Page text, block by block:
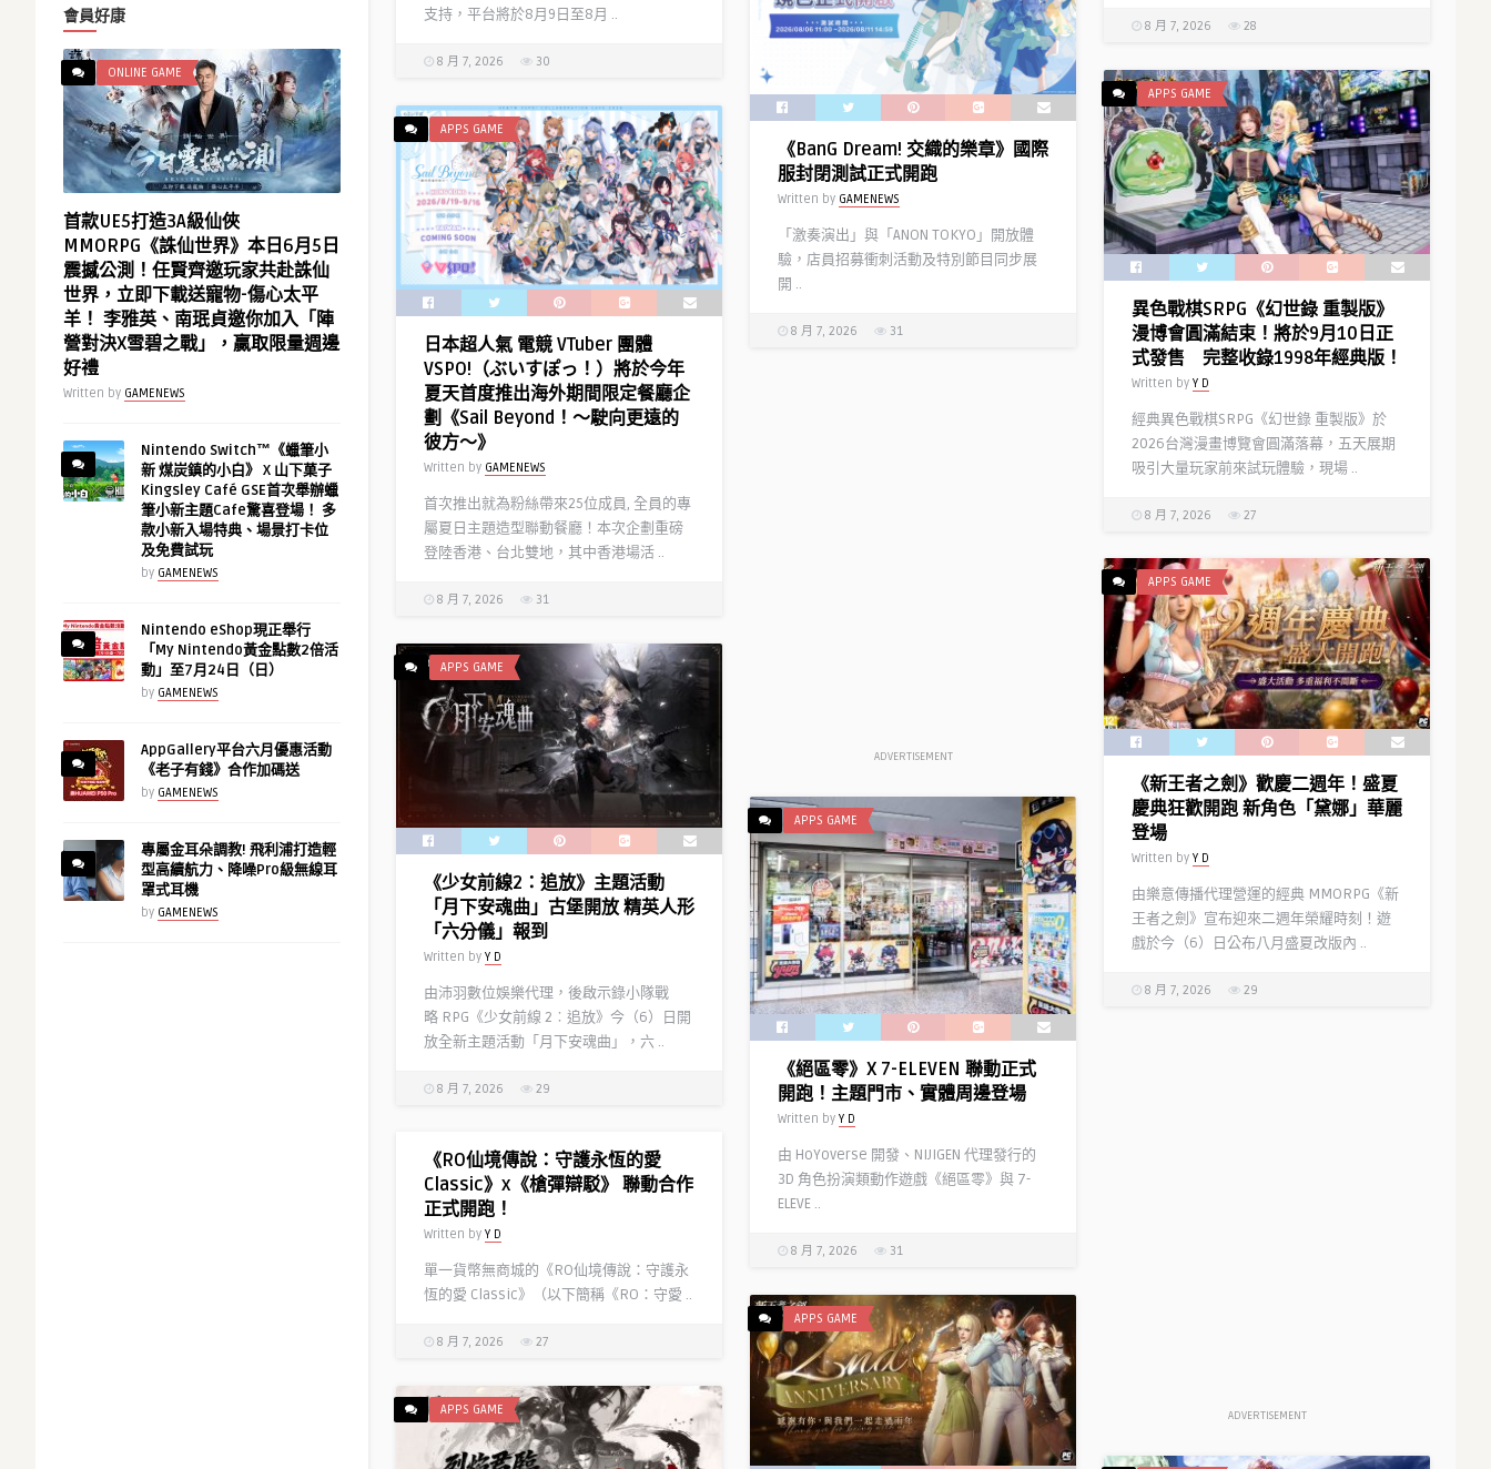
會員好康
ONLINE GAME
首款UE5打造3A級仙俠
MMORPG《誅仙世界》本日6月5日
震撼公測！任賢齊邀玩家共赴誅仙
世界，立即下載送寵物-傷心太平
羊！ 李雅英、南珉貞邀你加入「陣
營對決X雪碧之戰」，贏取限量週邊
好禮
Written by GAMENEWS
Nintendo Switch™《蠟筆小
新 煤炭鎮的小白》 X 山下菓子
Kingsley Café GSE首次舉辦蠟
筆小新主題Cafe驚喜登場！ 多
款小新入場特典、場景打卡位
及免費試玩
by GAMENEWS
Nintendo eShop現正舉行
「My Nintendo黃金點數2倍活
動」至7月24日（日）
by GAMENEWS
AppGallery平台六月優惠活動
《老子有錢》合作加碼送
by GAMENEWS
專屬金耳朵調教! 飛利浦打造輕
型高續航力、降噪Pro級無線耳
罩式耳機
by GAMENEWS
8 月 7, 2026 28
支持，平台將於8月9日至8月 ..
8 月 7, 2026 30
《BanG Dream! 交織的樂章》國際
服封閉測試正式開跑
Written by GAMENEWS
「激奏演出」與「ANON TOKYO」開放體
驗，店員招募衝刺活動及特別節目同步展
開 ..
8 月 7, 2026 31
APPS GAME
異色戰棋SRPG《幻世錄 重製版》
漫博會圓滿結束！將於9月10日正
式發售 完整收錄1998年經典版！
Written by Y D
經典異色戰棋SRPG《幻世錄 重製版》於
2026台灣漫畫博覽會圓滿落幕，五天展期
吸引大量玩家前來試玩體驗，現場 ..
8 月 7, 2026 27
APPS GAME
日本超人氣 電競 VTuber 團體
VSPO!（ぶいすぽっ！）將於今年
夏天首度推出海外期間限定餐廳企
劃《Sail Beyond！～駛向更遠的
彼方～》
Written by GAMENEWS
首次推出就為粉絲帶來25位成員, 全員的專
屬夏日主題造型聯動餐廳！本次企劃重磅
登陸香港、台北雙地，其中香港場活 ..
8 月 7, 2026 31
ADVERTISEMENT
APPS GAME
《新王者之劍》歡慶二週年！盛夏
慶典狂歡開跑 新角色「黛娜」華麗
登場
Written by Y D
由樂意傳播代理營運的經典 MMORPG《新
王者之劍》宣布迎來二週年榮耀時刻！遊
戲於今（6）日公布八月盛夏改版內 ..
8 月 7, 2026 29
APPS GAME
《少女前線2：追放》主題活動
「月下安魂曲」古堡開放 精英人形
「六分儀」報到
Written by Y D
由沛羽數位娛樂代理，後啟示錄小隊戰
略 RPG《少女前線 2︰追放》今（6）日開
放全新主題活動「月下安魂曲」，六 ..
8 月 7, 2026 29
APPS GAME
《絕區零》X 7-ELEVEN 聯動正式
開跑！主題門市、實體周邊登場
Written by Y D
由 HoYoverse 開發、NIJIGEN 代理發行的
3D 角色扮演類動作遊戲《絕區零》與 7-
ELEVE ..
8 月 7, 2026 31
ADVERTISEMENT
《RO仙境傳說：守護永恆的愛
Classic》x《槍彈辯駁》 聯動合作
正式開跑！
Written by Y D
單一貨幣無商城的《RO仙境傳說：守護永
恆的愛 Classic》（以下簡稱《RO：守愛 ..
8 月 7, 2026 27
APPS GAME
APPS GAME